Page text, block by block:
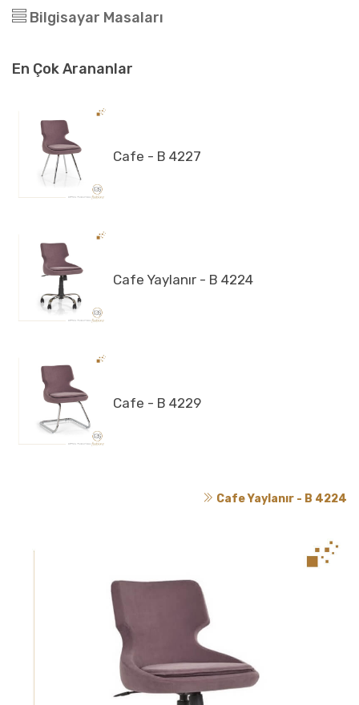
Bilgisayar Masaları
En Çok Arananlar
Cafe - B 4227
Cafe Yaylanır - B 4224
Cafe - B 4229
Cafe Yaylanır - B 4224